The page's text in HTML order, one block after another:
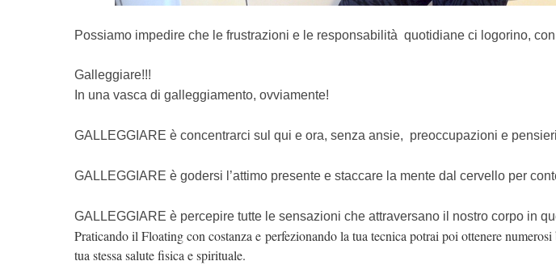
Possiamo impedire che le frustrazioni e le responsabilità quotidiane ci logorino,
Galleggiare!!!
In una vasca di galleggiamento, ovviamente!
GALLEGGIARE è concentrarci sul qui e ora, senza ansie, preoccupazioni e
GALLEGGIARE è godersi l’attimo presente e staccare la mente dal cervello per
GALLEGGIARE è percepire tutte le sensazioni che attraversano il nostro corpo in
Praticando il Floating con costanza e perfezionando la tua tecnica potrai poi ottenere
tua stessa salute fisica e spirituale.